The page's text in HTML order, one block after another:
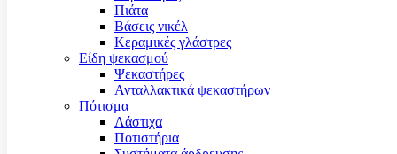
Πιάτα
Βάσεις νικέλ
Κεραμικές γλάστρες
Είδη ψεκασμού
Ψεκαστήρες
Ανταλλακτικά ψεκαστήρων
Πότισμα
Λάστιχα
Ποτιστήρια